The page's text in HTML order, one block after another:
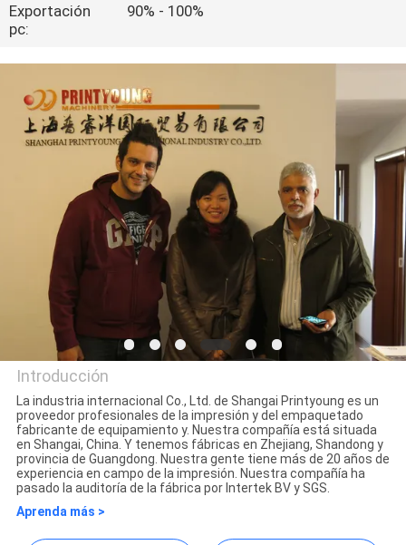
VIAJE
FÁBRICA
CONTROL
CALIDAD
ÉNTRENOS
CONTACTO
CON
PIDA
UNA
CITA
Exportación
pc:
90% - 100%
Shanghai Printyoung
International Industry Co.,Ltd
Introducción
La industria internacional Co., Ltd. de Shangai Printyoung es un
proveedor profesionales de la impresión y del empaquetado
fabricante de equipamiento y. Nuestra compañía está situada
en Shangai, China. Y tenemos fábricas en Zhejiang, Shandong y
provincia de Guangdong. Nuestra gente tiene más de 20 años de
experiencia en campo de la impresión. Nuestra compañía ha
pasado la auditoría de la fábrica por Intertek BV y SGS.
Aprenda más >